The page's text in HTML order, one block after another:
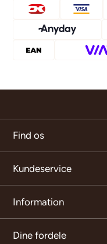
Find os
Kundeservice
Information
Dine fordele